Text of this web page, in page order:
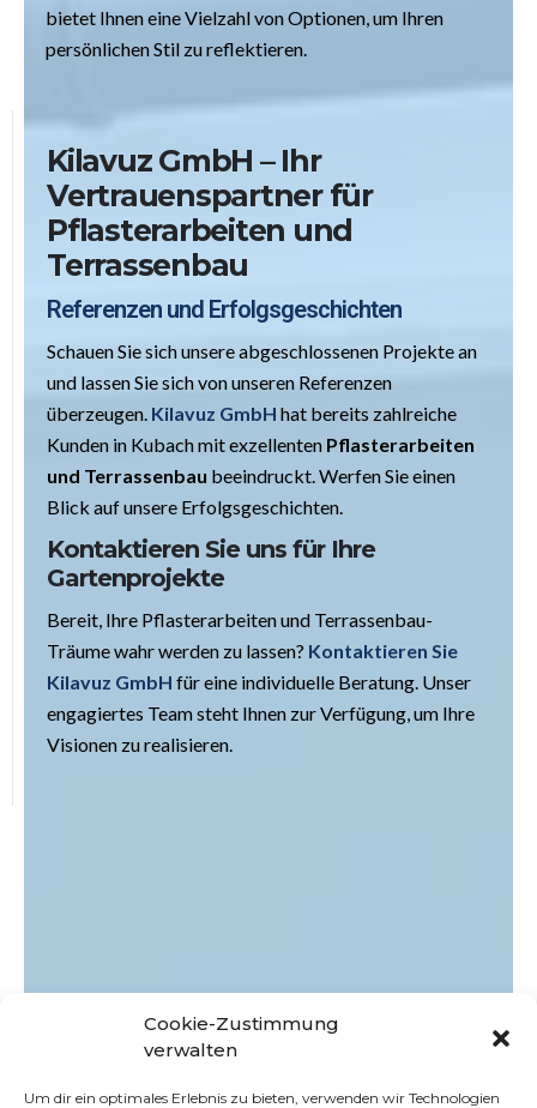
Cookie-Zustimmung
verwalten
Um dir ein optimales Erlebnis zu bieten, verwenden wir Technologien
bietet Ihnen eine Vielzahl von Optionen, um Ihren
persönlichen Stil zu reflektieren.
Kilavuz GmbH – Ihr
Vertrauenspartner für
Pflasterarbeiten und
Terrassenbau
Referenzen und Erfolgsgeschichten
Schauen Sie sich unsere abgeschlossenen Projekte an
und lassen Sie sich von unseren Referenzen
überzeugen. Kilavuz GmbH hat bereits zahlreiche
Kunden in Kubach mit exzellenten Pflasterarbeiten
und Terrassenbau beeindruckt. Werfen Sie einen
Blick auf unsere Erfolgsgeschichten.
Kontaktieren Sie uns für Ihre
Gartenprojekte
Bereit, Ihre Pflasterarbeiten und Terrassenbau-
Träume wahr werden zu lassen? Kontaktieren Sie
Kilavuz GmbH für eine individuelle Beratung. Unser
engagiertes Team steht Ihnen zur Verfügung, um Ihre
Visionen zu realisieren.